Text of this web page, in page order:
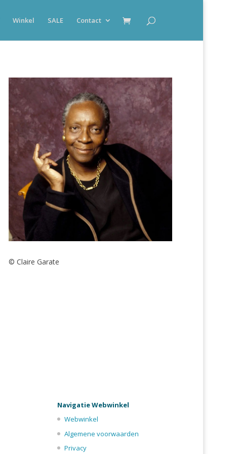
Winkel SALE Contact
© Claire Garate
Navigatie Webwinkel
Webwinkel
Algemene voorwaarden
Privacy